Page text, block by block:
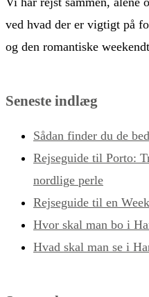
ved hvad der er vigtigt på
og den romantiske
Seneste indlæg
Sådan finder du de
Rejseguide til Porto:
nordlige perle
Rejseguide til en
Hvor skal man bo i
Hvad skal man se i